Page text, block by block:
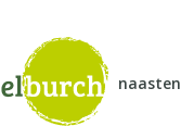
naasten